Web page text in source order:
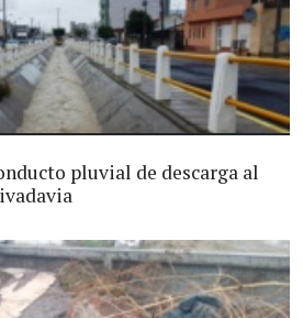
pluvial de descarga al